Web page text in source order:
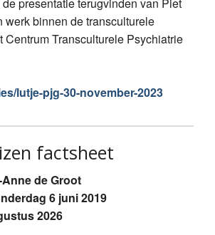
werk binnen de transculturele
Centrum Transculturele Psychiatrie
lutje-pjg-30-november-2023
factsheet
Anne de Groot
6 juni 2019
2026